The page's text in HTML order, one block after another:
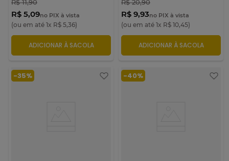
R$ 11,90
R$ 5,09no PIX à vista
(ou em até 1x R$ 5,36)
ADICIONAR À SACOLA
R$ 20,90
R$ 9,93no PIX à vista
(ou em até 1x R$ 10,45)
ADICIONAR À SACOLA
-35% -40%